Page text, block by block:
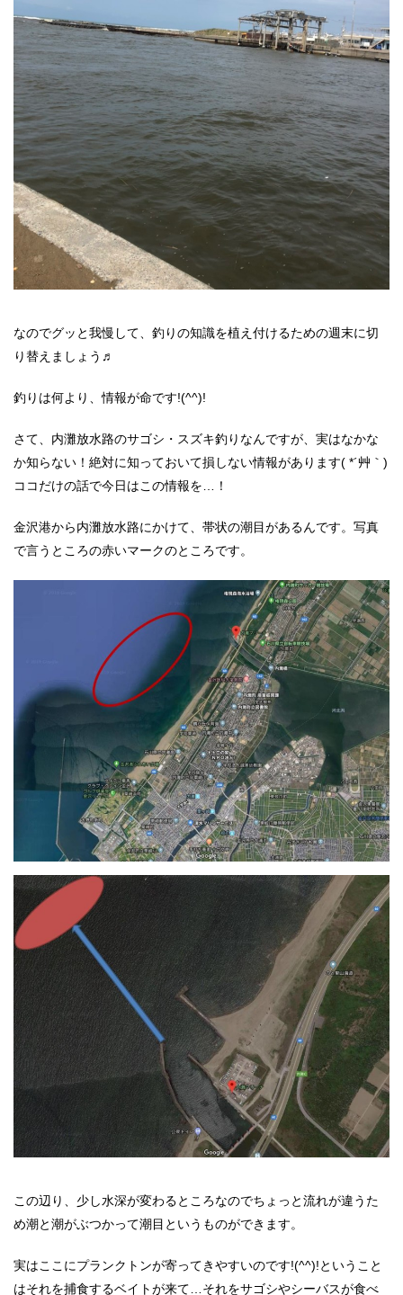
なのでグッと我慢して、釣りの知識を植え付けるための週末に切
り替えましょう♬
釣りは何より、情報が命です!(^^)!
さて、内灘放水路のサゴシ・スズキ釣りなんですが、実はなかな
か知らない！絶対に知っておいて損しない情報があります( *´艸｀)
ココだけの話で今日はこの情報を…！
金沢港から内灘放水路にかけて、帯状の潮目があるんです。写真
で言うところの赤いマークのところです。
この辺り、少し水深が変わるところなのでちょっと流れが違うた
め潮と潮がぶつかって潮目というものができます。
実はここにプランクトンが寄ってきやすいのです!(^^)!ということ
はそれを捕食するベイトが来て…それをサゴシやシーバスが食べ